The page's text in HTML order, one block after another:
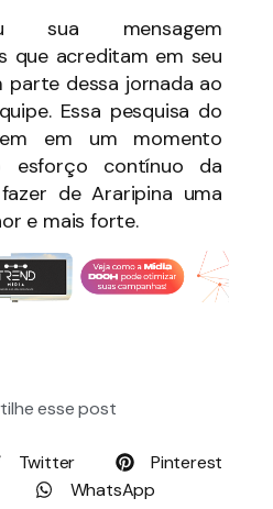
sua mensagem
que acreditam em seu
parte dessa jornada ao
Essa pesquisa do
em um momento
esforço contínuo da
de Araripina uma
e mais forte.
esse post
Twitter
Pinterest
WhatsApp